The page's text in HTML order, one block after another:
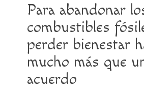
Para abandonar
combustibles
perder bienestar
mucho más que
acuerdo